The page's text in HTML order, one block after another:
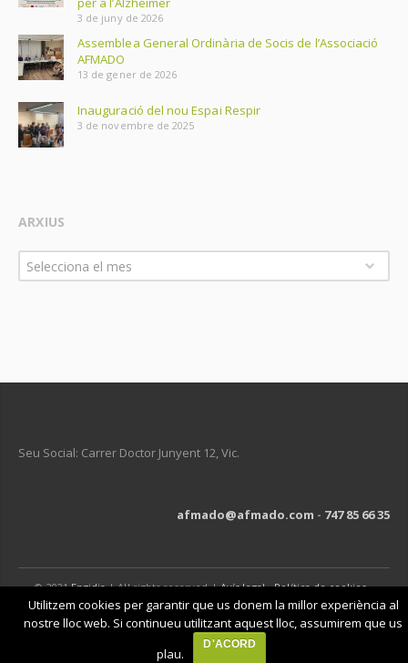
3 de juny de 2026
Assemblea General Ordinària de Socis de l’Associació
AFMADO
13 de gener de 2026
Inauguració del nou Espai Respir
3 de novembre de 2025
ARXIUS
Arxius
Selecciona el mes
Seu Social: Carrer Doctor Junyent 12, Vic.
afmado@afmado.com - 747 85 66 35
© 2021Engidia| All rights reserved |Avís legal-Política de cookies-
Política de privacitat
Utilitzem cookies per garantir que us donem la millor experiència al
nostre lloc web. Si continueu utilitzant aquest lloc, assumirem que us
plau.
D'ACORD